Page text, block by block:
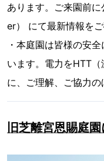
あります。ご来園前
er） にて最新情報をご
・本庭園は皆様の安
います。電力をHTT
に、ご理解、ご協力の
旧芝離宮恩賜庭